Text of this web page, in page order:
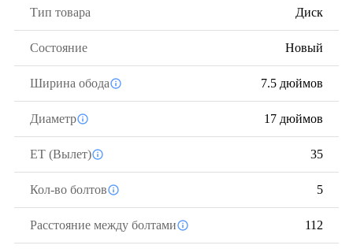
Тип товара Диск
Состояние Новый
Ширина обода 7.5 дюймов
Диаметр 17 дюймов
ЕТ (Вылет) 35
Кол-во болтов 5
Расстояние между болтами 112